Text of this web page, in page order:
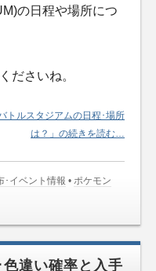
の日程や場所につ
ださいね。
トルスタジアムの日程･場所
は？」の続きを読む…
･イベント情報 •ポケモン
違い確率と入手